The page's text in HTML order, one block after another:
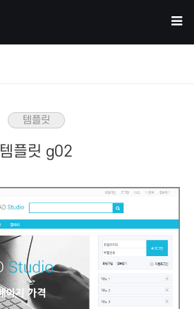
템플릿
템플릿 g02
본문